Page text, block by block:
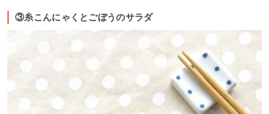
③糸こんにゃくとごぼうのサラダ